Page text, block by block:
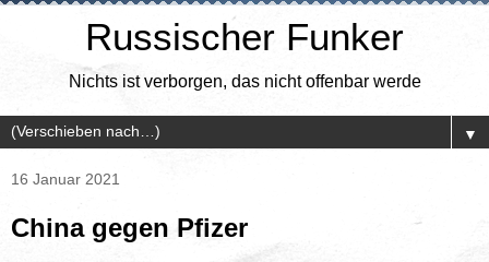
Russischer Funker
Nichts ist verborgen, das nicht offenbar werde
▼
16 Januar 2021
China gegen Pfizer